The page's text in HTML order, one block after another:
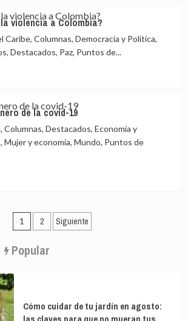
violencia a Colombia?
Caribe, Columnas, Democracia y Política,
Destacados, Paz, Puntos de...
de la covid-19
Columnas, Destacados, Economía y
Mujer y economía, Mundo, Puntos de
Paginación
de
entradas
1 2 Siguiente
Popular
Cómo cuidar de tu jardín en agosto: